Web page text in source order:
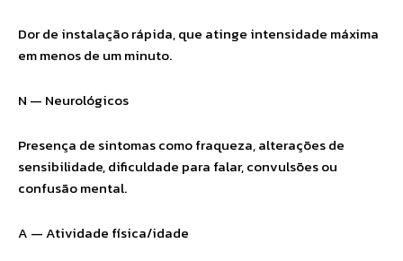
Dor de instalação rápida, que atinge intensidade máxima
em menos de um minuto.
N — Neurológicos
Presença de sintomas como fraqueza, alterações de
sensibilidade, dificuldade para falar, convulsões ou
confusão mental.
A — Atividade física/idade